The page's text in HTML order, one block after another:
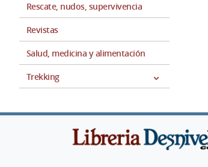
Rescate, nudos, supervivencia
Revistas
Salud, medicina y alimentación
Trekking